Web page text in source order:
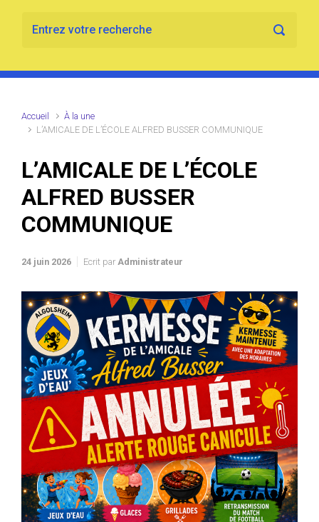
Accueil
À la une
L’AMICALE DE L’ÉCOLE ALFRED BUSSER COMMUNIQUE
L’AMICALE DE L’ÉCOLE
ALFRED BUSSER
COMMUNIQUE
24 juin 2026 Ecrit par Administrateur